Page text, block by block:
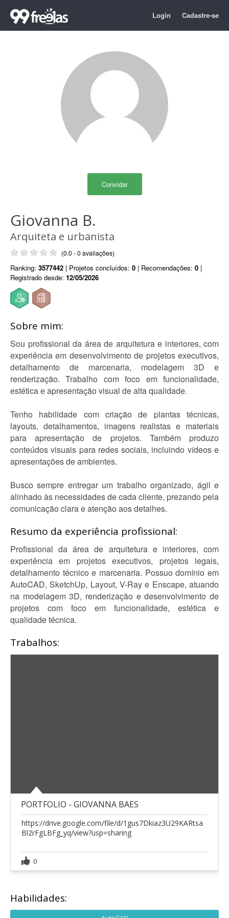
Login Cadastre-se
Convidar
Giovanna B.
Arquiteta e urbanista
(0.0 - 0 avaliações)
Ranking: 3577442 | Projetos concluídos: 0 | Recomendações: 0 |
Registrado desde: 12/05/2026
Sobre mim:
Sou profissional da área de arquitetura e interiores, com
experiência em desenvolvimento de projetos executivos,
detalhamento de marcenaria, modelagem 3D e
renderização. Trabalho com foco em funcionalidade,
estética e apresentação visual de alta qualidade.
Tenho habilidade com criação de plantas técnicas,
layouts, detalhamentos, imagens realistas e materiais
para apresentação de projetos. Também produzo
conteúdos visuais para redes sociais, incluindo vídeos e
apresentações de ambientes.
Busco sempre entregar um trabalho organizado, ágil e
alinhado às necessidades de cada cliente, prezando pela
comunicação clara e atenção aos detalhes.
Resumo da experiência profissional:
Profissional da área de arquitetura e interiores, com
experiência em projetos executivos, projetos legais,
detalhamento técnico e marcenaria. Possuo domínio em
AutoCAD, SketchUp, Layout, V-Ray e Enscape, atuando
na modelagem 3D, renderização e desenvolvimento de
projetos com foco em funcionalidade, estética e
qualidade técnica.
Trabalhos:
PORTFOLIO - GIOVANNA BAES
https://drive.google.com/file/d/1gus7Dkiaz3U29KARtsa
Bl2rFgLBFg_yq/view?usp=sharing
0
Habilidades: